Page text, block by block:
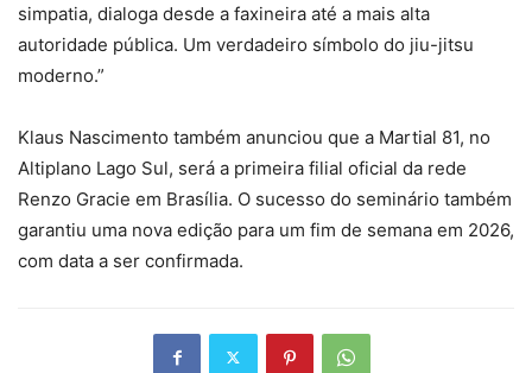
simpatia, dialoga desde a faxineira até a mais alta
autoridade pública. Um verdadeiro símbolo do jiu-jitsu
moderno.”
Klaus Nascimento também anunciou que a Martial 81, no
Altiplano Lago Sul, será a primeira filial oficial da rede
Renzo Gracie em Brasília. O sucesso do seminário também
garantiu uma nova edição para um fim de semana em 2026,
com data a ser confirmada.